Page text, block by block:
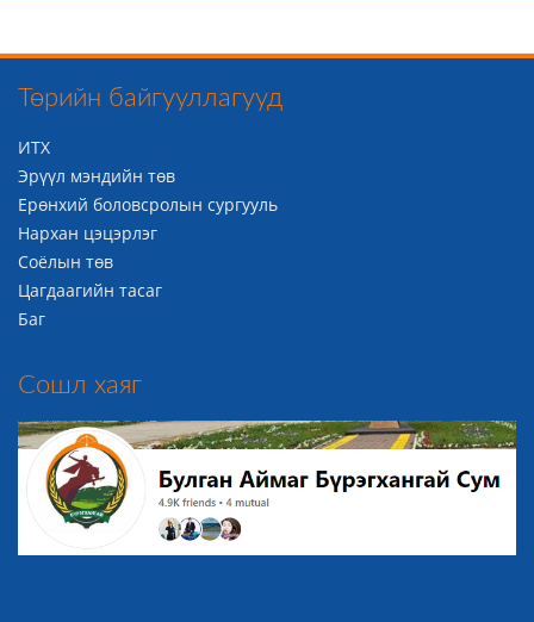
Төрийн байгууллагууд
ИТХ
Эрүүл мэндийн төв
Ерөнхий боловсролын сургууль
Нархан цэцэрлэг
Соёлын төв
Цагдаагийн тасаг
Баг
Сошл хаяг